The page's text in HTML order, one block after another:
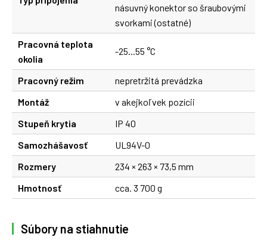
násuvný konektor so šraubovými
svorkami (ostatné)
Pracovná teplota
okolia
-25...55 °C
Pracovný režim
nepretržitá prevádzka
Montáž
v akejkoľvek pozícii
Stupeň krytia
IP 40
Samozhášavosť
UL94V-0
Rozmery
234 × 263 × 73,5 mm
Hmotnosť
cca. 3 700 g
Súbory na stiahnutie